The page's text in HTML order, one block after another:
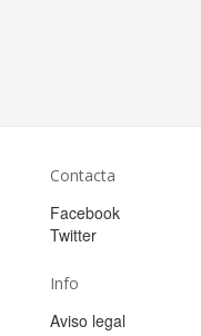
Contacta
Facebook
Twitter
Info
Aviso legal